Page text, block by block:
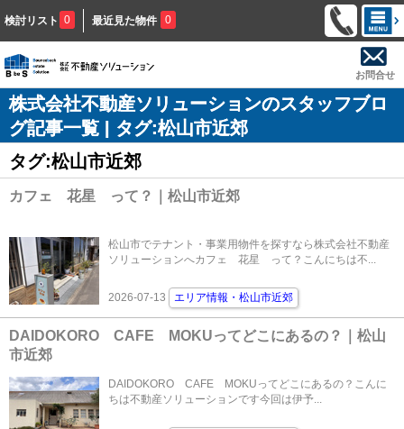
検討リスト 0 最近見た物件 0
お問合せ
株式会社不動産ソリューションのスタッフブロ
グ記事一覧 | タグ:松山市近郊
タグ:松山市近郊
カフェ 花星 って？｜松山市近郊
松山市でテナント・事業用物件を探すなら株式会社不動産
ソリューションへカフェ 花星 って？こんにちは不...
2026-07-13 エリア情報・松山市近郊
DAIDOKORO CAFE MOKUってどこにあるの？｜松山
市近郊
DAIDOKORO CAFE MOKUってどこにあるの？こんに
ちは不動産ソリューションです今回は伊予...